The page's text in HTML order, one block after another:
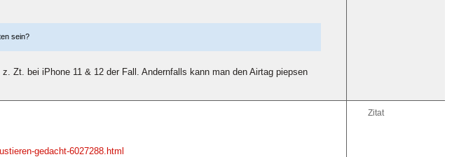
sein?
Zt. bei iPhone 11 & 12 der Fall. Andernfalls kann man den Airtag piepsen
Zitat
gedacht-6027288.html